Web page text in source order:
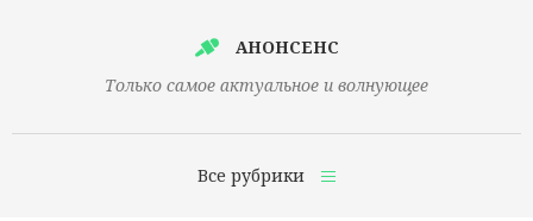
АНОНСЕНС
Только самое актуальное и волнующее
Все рубрики